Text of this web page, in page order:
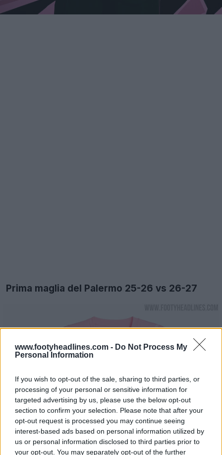
www.footyheadlines.com - Do Not Process My
Personal Information
If you wish to opt-out of the sale, sharing to third parties, or
processing of your personal or sensitive information for
targeted advertising by us, please use the below opt-out
section to confirm your selection. Please note that after your
opt-out request is processed you may continue seeing
interest-based ads based on personal information utilized by
us or personal information disclosed to third parties prior to
your opt-out. You may separately opt-out of the further
Prima maglia del Palermo 25-26 vs 26-27